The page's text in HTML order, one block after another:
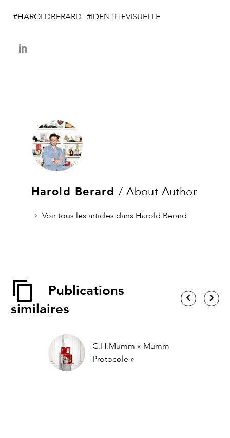
HAROLDBERARD IDENTITEVISUELLE
Harold Berard/ About Author
Voir tous les articles dans Harold Berard
Publications
similaires
G.H.Mumm « Mumm
Protocole »